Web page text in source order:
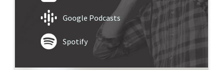
Google Podcasts
Spotify